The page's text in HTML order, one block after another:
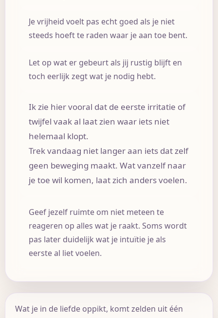
Je vrijheid voelt pas echt goed als je niet
steeds hoeft te raden waar je aan toe bent.
Let op wat er gebeurt als jij rustig blijft en
toch eerlijk zegt wat je nodig hebt.
Ik zie hier vooral dat de eerste irritatie of
twijfel vaak al laat zien waar iets niet
helemaal klopt.
Trek vandaag niet langer aan iets dat zelf
geen beweging maakt. Wat vanzelf naar
je toe wil komen, laat zich anders voelen.
Geef jezelf ruimte om niet meteen te
reageren op alles wat je raakt. Soms wordt
pas later duidelijk wat je intuïtie je als
eerste al liet voelen.
Wat je in de liefde oppikt, komt zelden uit één